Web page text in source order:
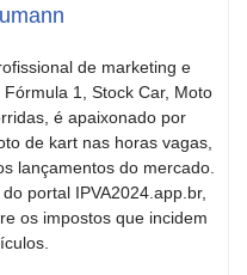
de marketing e
1, Stock Car, Moto
é apaixonado por
de kart nas horas vagas,
lançamentos do mercado.
portal IPVA2024.app.br,
os impostos que incidem